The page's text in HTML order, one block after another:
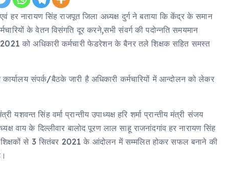
हर नारायण सिंह राजपूत जिला अध्यक्ष दुर्ग ने बताया कि केंद्र के समान
के वेतन विसंगति दूर करने,सभी संवर्ग की पदोन्नति समयमान
को अधिकारी कर्मचारी फेडरेशन के बैनर तले शिक्षक सहित समस्त
संपर्क/बैठके जारी है अधिकारी कर्मचारियों में आन्दोलन को लेकर
यशवन्त सिंह वर्मा प्रान्तीय उपाध्यक्ष हरि शर्मा प्रान्तीय मंत्री संजय
वाय के दिल्लीवार बालोद पूरण लाल साहू राजनांदगांव हर नारायण सिंह
शिक्षकों से 3 सितंबर 2021 के आंदोलन में सम्मलित होकर सफल बनाने की